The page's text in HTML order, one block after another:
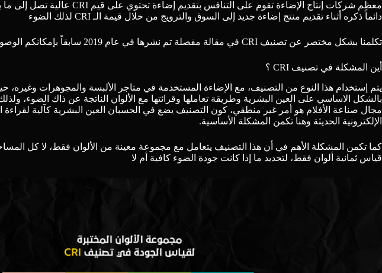
دائماً ذكره أثناء تقديم منتج إضاءة جديد إلى السوق والترويج من خلال قيمة الـ CRI لذلك الضوء
تكلمنا بشكل مختصر عن تصنيف CRI في مقالة مفصلة تم نشرها في عام 2019 سابقاً بإمكانكم
أين المشكلة في تصنيف CRI ؟
يتم إستخدام هذا النوع من التصنيف، مع الإضاءة المستخدمة في متاجر الألبسة والمجوهرات وغيره،
بالشكل الاساسي على العين البشرية وطريقة تعاملها وقرائتها مع الألوان الناتجة عن ذاك الضوء،
مجال صناعة الأفلام هو أمر غير منطقي، كون التصنيف يضع في الحسبان العين البشرية كآلية لقراءة
الإلكترونية الحديثة وهنا تكمن المشكلة الأساسية.
كما تكمن المشكلة الأهم في أن هذا التصنيف يتعامل مع مجموعة معينة من الألوان فقط، لا كل
قياس ثمانية ألوان فقط، لتحديد ما إذا كانت جودة الضوء كافية أم لا